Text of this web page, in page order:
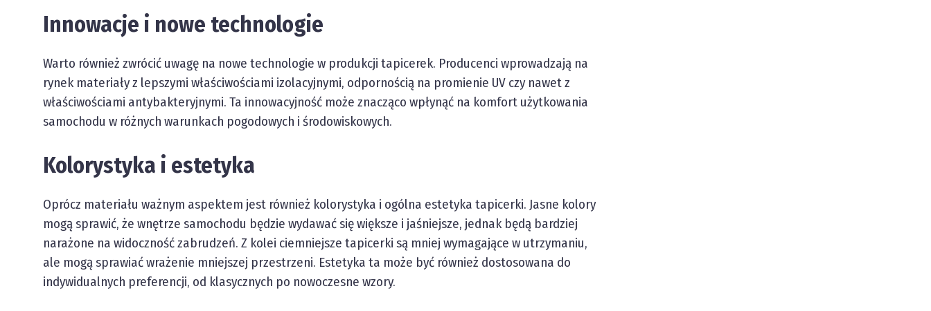
Innowacje i nowe technologie
Warto również zwrócić uwagę na nowe technologie w produkcji tapicerek. Producenci wprowadzają na
rynek materiały z lepszymi właściwościami izolacyjnymi, odpornością na promienie UV czy nawet z
właściwościami antybakteryjnymi. Ta innowacyjność może znacząco wpłynąć na komfort użytkowania
samochodu w różnych warunkach pogodowych i środowiskowych.
Kolorystyka i estetyka
Oprócz materiału ważnym aspektem jest również kolorystyka i ogólna estetyka tapicerki. Jasne kolory
mogą sprawić, że wnętrze samochodu będzie wydawać się większe i jaśniejsze, jednak będą bardziej
narażone na widoczność zabrudzeń. Z kolei ciemniejsze tapicerki są mniej wymagające w utrzymaniu,
ale mogą sprawiać wrażenie mniejszej przestrzeni. Estetyka ta może być również dostosowana do
indywidualnych preferencji, od klasycznych po nowoczesne wzory.